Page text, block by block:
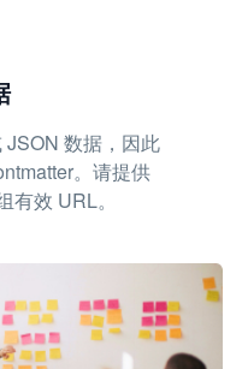
数据，因此
。请提供
效 URL。